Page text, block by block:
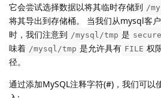
它会尝试选择数据以将其临时存储到 /
将其导出到存储桶。 当我们从mysql客
时，我们注意到 /mysql/tmp 是
味着 /mysql/tmp 是允许具有 FILE 权
径。
通过添加MySQL注释字符(#)，我们可以